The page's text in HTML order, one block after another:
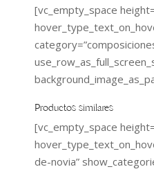
[vc_empty_space
Productos similares
[vc_empty_space
de-novia”